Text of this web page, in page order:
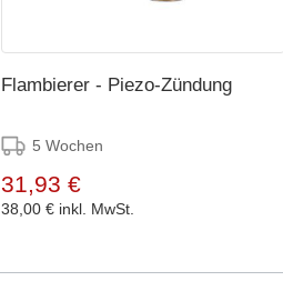
Flambierer - Piezo-Zündung
5 Wochen
31,93 €
38,00 € inkl. MwSt.